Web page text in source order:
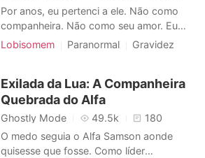
Por anos, eu pertenci a ele. Não como
companheira. Não como seu amor. Eu
era apenas a mulher da sua cama. Sua
mundo: nenhum homem podia me tocar,
nenhum lobo ousava me olhar. Eu era
sua propriedade, seu segredo mais obsc
Lobisomem Paranormal
Gravidez
Lobisomem
Segunda chance
Exilada da Lua: A Companheira
Quebrada do Alfa
Ghostly Mode 49.5k
180
O medo seguia o Alfa Samson aonde
quisesse que fosse. Como líder